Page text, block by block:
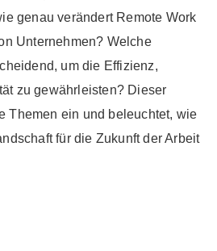
genau verändert Remote Work
Unternehmen? Welche
um die Effizienz,
zu gewährleisten? Dieser
Themen ein und beleuchtet, wie
für die Zukunft der Arbeit